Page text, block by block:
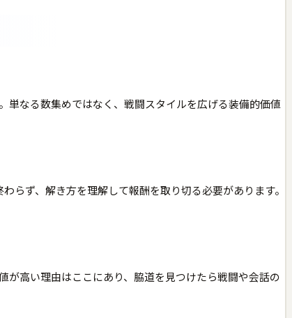
なる数集めではなく、戦闘スタイルを広げる装備的価値
らず、解き方を理解して報酬を取り切る必要があります。
高い理由はここにあり、脇道を見つけたら戦闘や会話の